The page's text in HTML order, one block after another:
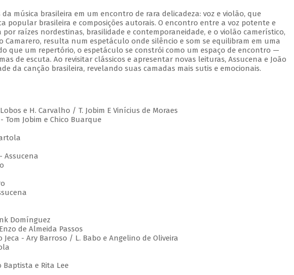
música brasileira em um encontro de rara delicadeza: voz e violão, que
popular brasileira e composições autorais. O encontro entre a voz potente e
por raízes nordestinas, brasilidade e contemporaneidade, e o violão camerístico,
Camarero, resulta num espetáculo onde silêncio e som se equilibram em uma
que um repertório, o espetáculo se constrói como um espaço de encontro —
de escuta. Ao revisitar clássicos e apresentar novas leituras, Assucena e João
da canção brasileira, revelando suas camadas mais sutis e emocionais.
e H. Carvalho / T. Jobim E Vinícius de Moraes
Tom Jobim e Chico Buarque
Assucena
Domínguez
de Almeida Passos
- Ary Barroso / L. Babo e Angelino de Oliveira
e Rita Lee